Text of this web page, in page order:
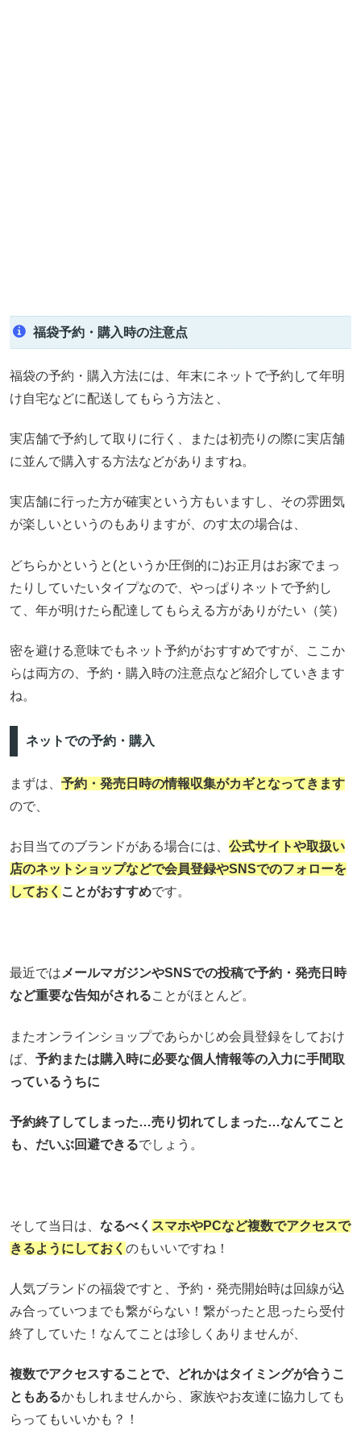
福袋予約・購入時の注意点
福袋の予約・購入方法には、年末にネットで予約して年明
け自宅などに配送してもらう方法と、
実店舗で予約して取りに行く、または初売りの際に実店舗
に並んで購入する方法などがありますね。
実店舗に行った方が確実という方もいますし、その雰囲気
が楽しいというのもありますが、のす太の場合は、
どちらかというと(というか圧倒的に)お正月はお家でまっ
たりしていたいタイプなので、やっぱりネットで予約し
て、年が明けたら配達してもらえる方がありがたい（笑）
密を避ける意味でもネット予約がおすすめですが、ここか
らは両方の、予約・購入時の注意点など紹介していきます
ね。
ネットでの予約・購入
まずは、 予約・発売日時の情報収集がカギとなってきます
ので、
お目当てのブランドがある場合には、 公式サイトや取扱い
店のネットショップなどで会員登録やSNSでのフォローを
しておく ことがおすすめです。
最近では メールマガジンやSNSでの投稿で予約・発売日時
など重要な告知がされることがほとんど。
またオンラインショップであらかじめ会員登録をしておけ
ば、 予約または購入時に必要な個人情報等の入力に手間取
っているうちに
予約終了してしまった…売り切れてしまった…なんてこと
も、だいぶ回避できるでしょう。
そして当日は、 なるべく スマホやPCなど複数でアクセスで
きるようにしておく のもいいですね！
人気ブランドの福袋ですと、予約・発売開始時は回線が込
み合っていつまでも繋がらない！繋がったと思ったら受付
終了していた！なんてことは珍しくありませんが、
複数でアクセスすることで、どれかはタイミングが合うこ
ともあるかもしれませんから、家族やお友達に協力しても
らってもいいかも？！